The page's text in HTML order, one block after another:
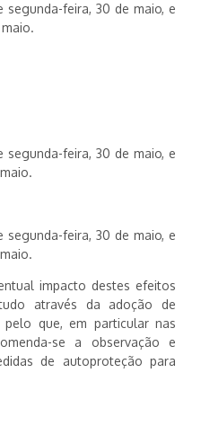
feira, 30 de maio, e
feira, 30 de maio, e
feira, 30 de maio, e
impacto destes efeitos
através da adoção de
pelo que, em particular nas
se a observação e
de autoproteção para